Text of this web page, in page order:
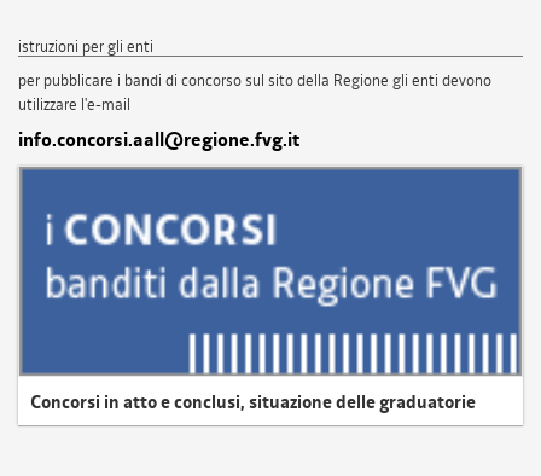
istruzioni per gli enti
per pubblicare i bandi di concorso sul sito della Regione gli enti devono
utilizzare l'e-mail
info.concorsi.aall@regione.fvg.it
Concorsi in atto e conclusi, situazione delle graduatorie